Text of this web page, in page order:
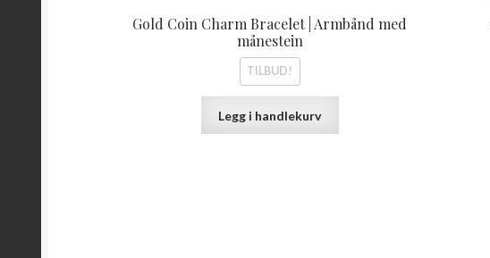
Gold Coin Charm Bracelet | Armbånd med
månestein
TILBUD!
Legg i handlekurv